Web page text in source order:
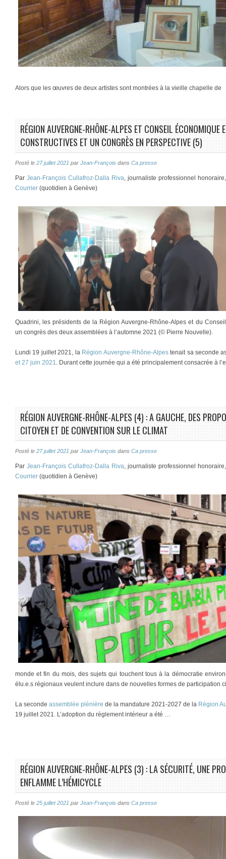
Alors que les œuvres de deux artistes sont montrées à la vieille chapelle de
RÉGION AUVERGNE-RHÔNE-ALPES ET CONSEIL ÉCONOMIQUE
CONSTRUCTIVES ET UN CONGRÈS EN PERSPECTIVE (5)
Posté le 27 juillet 2021 par Jean-François dans Ca presse
Par Jean-François Cullafroz-Dalla Riva, journaliste professionnel
Courrier (quotidien à Genève)
Quadrini, les présidents de la Région Auvergne-Rhône-Alpes et du
un congrès des deux assemblées à l’automne 2021 (© Pierre Nouvelle).
Lundi 19 juillet 2021, la Région Auvergne-Rhône-Alpestenait sa seconde
et 27 juin 2021. Durant cette journée qui a été principalement consacrée à
RÉGION AUVERGNE-RHÔNE-ALPES (4) : A GAUCHE, DES
CITOYEN ET DE CONVENTION SUR LE CLIMAT
Posté le 27 juillet 2021 par Jean-François dans Ca presse
Par Jean-François Cullafroz-Dalla Riva, journaliste professionnel
Courrier (quotidien à Genève)
monde et fin du mois, des sujets qui touchent tous à la démocratie
élu.e.s régionaux veulent inclure dans de nouvelles formes de participation
La seconde assemblée plénière de la mandature 2021-2027 de la Région
19 juillet 2021. L’adoption du règlement intérieur a été …
RÉGION AUVERGNE-RHÔNE-ALPES (3) : LA SÉCURITÉ, UNE
ENFLAMME L’HÉMICYCLE
Posté le 25 juillet 2021 par Jean-François dans Ca presse